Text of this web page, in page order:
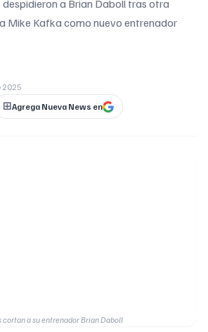
despidieron a Brian Daboll tras otra
Mike Kafka como nuevo entrenador
2025
Agrega Nueva News en
cortan a su entrenador Brian Daboll